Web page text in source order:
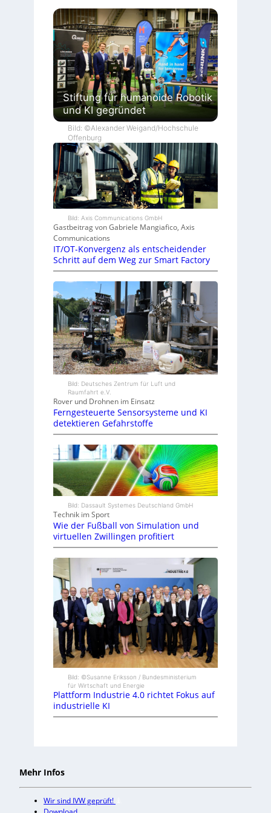
Stiftung für humanoide Robotik
und KI gegründet
Bild: ©Alexander Weigand/Hochschule
Offenburg
Bild: Axis Communications GmbH
Gastbeitrag von Gabriele Mangiafico, Axis
Communications
IT/OT-Konvergenz als entscheidender
Schritt auf dem Weg zur Smart Factory
Bild: Deutsches Zentrum für Luft und
Raumfahrt e.V.
Rover und Drohnen im Einsatz
Ferngesteuerte Sensorsysteme und KI
detektieren Gefahrstoffe
Bild: Dassault Systemes Deutschland GmbH
Technik im Sport
Wie der Fußball von Simulation und
virtuellen Zwillingen profitiert
Bild: ©Susanne Eriksson / Bundesministerium
für Wirtschaft und Energie
Plattform Industrie 4.0 richtet Fokus auf
industrielle KI
Mehr Infos
Wir sind IVW geprüft!